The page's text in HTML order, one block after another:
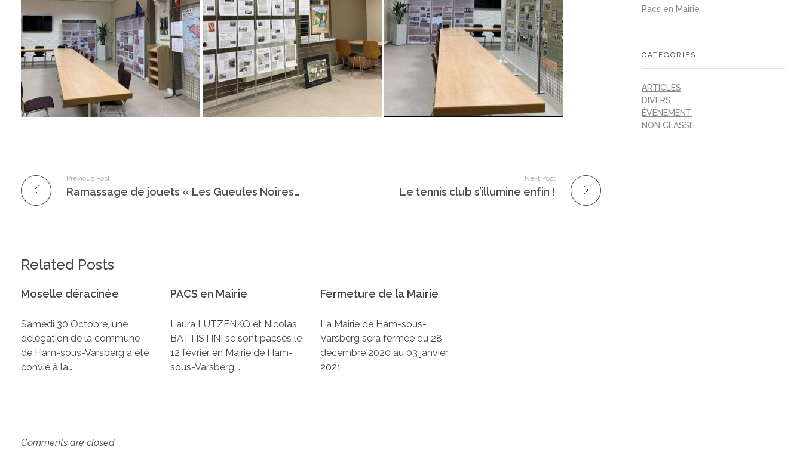
Previous Post
Ramassage de jouets « Les Gueules Noires »
Next Post
Le tennis club s’illumine enfin !
Related Posts
Moselle déracinée
Samedi 30 Octobre, une
délégation de la commune
de Ham-sous-Varsberg a été
convié à la…
PACS en Mairie
Laura LUTZENKO et Nicolas
BATTISTINI se sont pacsés le
12 février en Mairie de Ham-
sous-Varsberg,…
Fermeture de la Mairie
La Mairie de Ham-sous-
Varsberg sera fermée du 28
décembre 2020 au 03 janvier
2021.
Comments are closed.
Pacs en Mairie
CATÉGORIES
ARTICLES
DIVERS
ÉVÉNEMENT
NON CLASSÉ